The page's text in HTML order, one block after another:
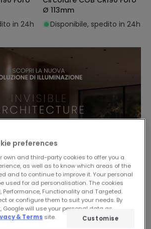
in 24h
Ø 113mm
Disponibile, spedito in 24h
preferences
own and third-party cookies to offer you a
as well as to know which areas of the
and to continue to improve it. Your personal
used for ad personalisation. The cookies
Performance, Functionality and Targeted.
or configure them to suit your needs. By
Google will use your personal data as
& Terms site. Customise